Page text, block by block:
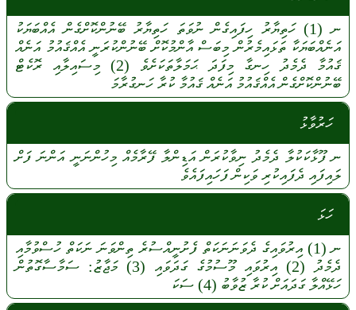
ނ (1) ހަތިޔާރު ހިފައިގެންނުވަތަހަތިޔާރުބޭނުންކޮށްގެންއެއްބަޔަކު
އަނެއްބަޔަކާތަޅައިމެރުންމިބަސްއާންމުކޮށްބޭނުންކުރަނީއެއްޤައުމުއަނެއް
ޤައުމާ ދެމެދު ހިނގާ މިފަދަޙަމަލާތަކަށެވެ (2) މިސައިލާއި ރޮކެޓް
ބޭނުންކޮށްގެންއެއްޤައުމުއަނެއްޤައުމާ ކުރާހަނގުރާމަ
ހަރުވާޅު
ނފޫޅާކަކުލާ ދެމެދުނިވާކުރަންއަޑިންލާފޭރާމެއްމިހުންނަނީއަންނަފަށް
ލައިފައި ދެފައިކުރިވަކިންފަހައިފައެވެ
ހަޅަ
ނ(1) އިރުވައިގެ ދެވަނަނަކަތްފެށުނީއްސުރެ ތިންވަނަނަކަތް ހުސްވުމާއި
ދެމެދު (2) އިރުވައިމޫސުމުގެގަދަވައި (3) މަޖާޒު: ސަމާސާގޮތުން
ހަޅޭއްލާގަދައަށްކުރާ ޒުވާބު (4) ސަކަ